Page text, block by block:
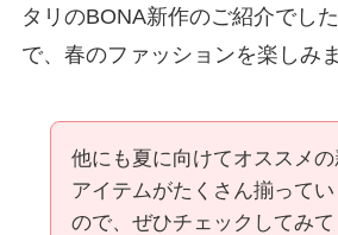
タリのBONA新作のご紹介でし
で、春のファッションを楽しみ
他にも夏に向けてオススメ
アイテムがたくさん揃ってい
ので、ぜひチェックしてみ